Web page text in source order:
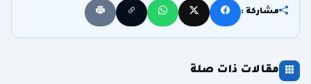
مشاركة :
مقالات ذات صلة